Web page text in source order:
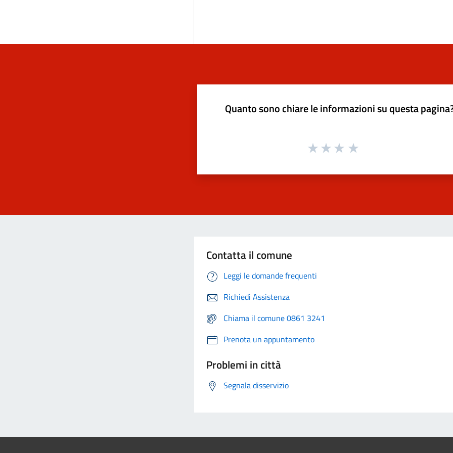
Quanto sono chiare le informazioni su questa
Contatta il comune
Leggi le domande frequenti
Richiedi Assistenza
Chiama il comune 0861 3241
Prenota un appuntamento
Problemi in città
Segnala disservizio